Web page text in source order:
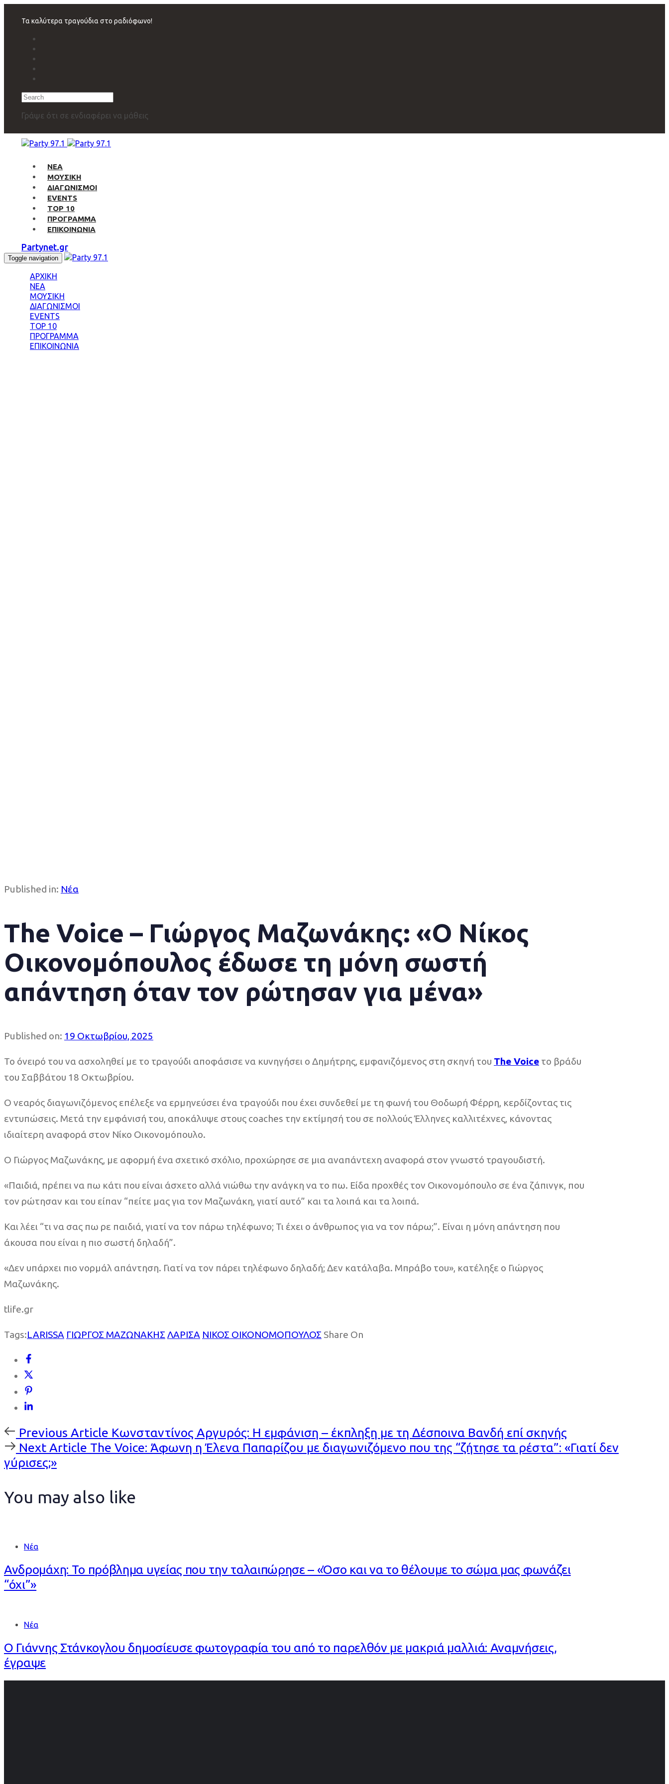
navigation
Τα καλύτερα τραγούδια στο ραδιόφωνο!
Search
Γράψε ότι σε ενδιαφέρει να μάθεις
ΝΕΑ
ΜΟΥΣΙΚΗ
ΔΙΑΓΩΝΙΣΜΟΙ
EVENTS
TOP 10
ΠΡΟΓΡΑΜΜΑ
ΕΠΙΚΟΙΝΩΝΙΑ
Partynet.gr
Toggle navigation
ΑΡΧΙΚΗ
ΝΕΑ
ΜΟΥΣΙΚΗ
ΔΙΑΓΩΝΙΣΜΟΙ
EVENTS
TOP 10
ΠΡΟΓΡΑΜΜΑ
ΕΠΙΚΟΙΝΩΝΙΑ
Published in: Νέα
The Voice – Γιώργος Μαζωνάκης: «Ο Νίκος
Οικονομόπουλος έδωσε τη μόνη σωστή
απάντηση όταν τον ρώτησαν για μένα»
Published on: 19 Οκτωβρίου, 2025
Το όνειρό του να ασχοληθεί με το τραγούδι αποφάσισε να κυνηγήσει ο Δημήτρης, εμφανιζόμενος στη σκηνή του The Voice το βράδυ
του Σαββάτου 18 Οκτωβρίου.
Ο νεαρός διαγωνιζόμενος επέλεξε να ερμηνεύσει ένα τραγούδι που έχει συνδεθεί με τη φωνή του Θοδωρή Φέρρη, κερδίζοντας τις
εντυπώσεις. Μετά την εμφάνισή του, αποκάλυψε στους coaches την εκτίμησή του σε πολλούς Έλληνες καλλιτέχνες, κάνοντας
ιδιαίτερη αναφορά στον Νίκο Οικονομόπουλο.
Ο Γιώργος Μαζωνάκης, με αφορμή ένα σχετικό σχόλιο, προχώρησε σε μια αναπάντεχη αναφορά στον γνωστό τραγουδιστή.
«Παιδιά, πρέπει να πω κάτι που είναι άσχετο αλλά νιώθω την ανάγκη να το πω. Είδα προχθές τον Οικονομόπουλο σε ένα ζάπινγκ, που
τον ρώτησαν και του είπαν “πείτε μας για τον Μαζωνάκη, γιατί αυτό” και τα λοιπά και τα λοιπά.
Και λέει “τι να σας πω ρε παιδιά, γιατί να τον πάρω τηλέφωνο; Τι έχει ο άνθρωπος για να τον πάρω;”. Είναι η μόνη απάντηση που
άκουσα που είναι η πιο σωστή δηλαδή”.
«Δεν υπάρχει πιο νορμάλ απάντηση. Γιατί να τον πάρει τηλέφωνο δηλαδή; Δεν κατάλαβα. Μπράβο του», κατέληξε ο Γιώργος
Μαζωνάκης.
tlife.gr
Tags:LARISSA ΓΙΩΡΓΟΣ ΜΑΖΩΝΑΚΗΣ ΛΑΡΙΣΑ ΝΙΚΟΣ ΟΙΚΟΝΟΜΟΠΟΥΛΟΣ Share On
Previous
Article
Previous Article Κωνσταντίνος Αργυρός: Η εμφάνιση – έκπληξη με τη Δέσποινα Βανδή επί σκηνής
Next
Article
Next Article The Voice: Άφωνη η Έλενα Παπαρίζου με διαγωνιζόμενο που της “ζήτησε τα ρέστα”: «Γιατί δεν
γύρισες;»
You may also like
Νέα
Ανδρομάχη: Το πρόβλημα υγείας που την ταλαιπώρησε – «Όσο και να το θέλουμε το σώμα μας φωνάζει
“όχι”»
Νέα
Ο Γιάννης Στάνκογλου δημοσίευσε φωτογραφία του από το παρελθόν με μακριά μαλλιά: Αναμνήσεις,
έγραψε